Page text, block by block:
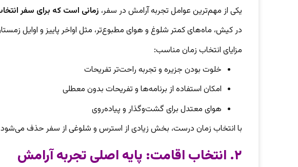
یکی از مهم‌ترین عوامل تجربه آرامش در سفر، زمانی است که برای سفر
در کیش، ماه‌های کمتر شلوغ و هوای مطبوع‌تر، مثل اواخر پاییز و اوایل
مزایای انتخاب زمان مناسب:
خلوت بودن جزیره و تجربه راحت‌تر تفریحات
امکان استفاده از برنامه‌ها و تفریحات بدون معطلی
هوای معتدل برای گشت‌وگذار و پیاده‌روی
با انتخاب زمان درست، بخش زیادی از استرس و شلوغی از سفر حذف می‌شود
۲. انتخاب اقامت: پایه اصلی تجربه آرامش